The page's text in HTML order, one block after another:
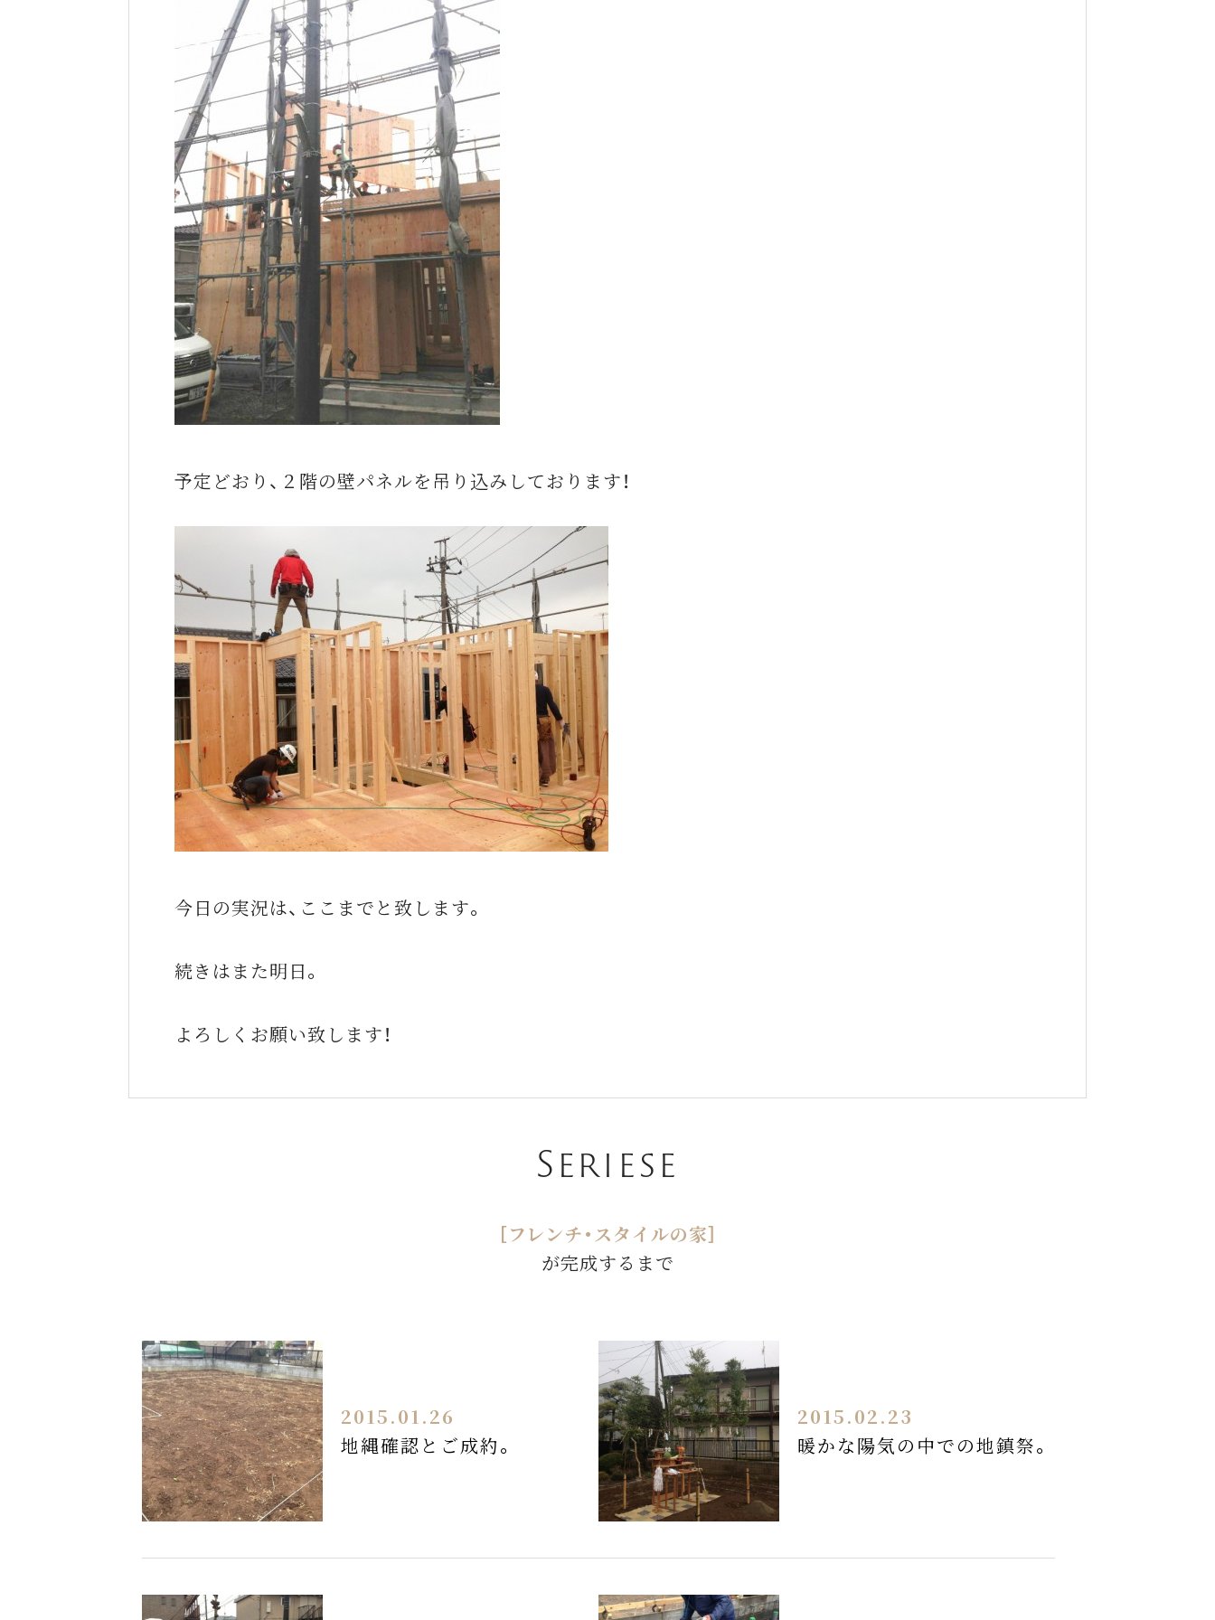
予定どおり、２階の壁パネルを吊り込みしております！
今日の実況は、ここまでと致します。
続きはまた明日。
よろしくお願い致します！
Seriese
［フレンチ・スタイルの家］
が完成するまで
2015.01.26
地縄確認とご成約。
2015.02.23
暖かな陽気の中での地鎮祭。